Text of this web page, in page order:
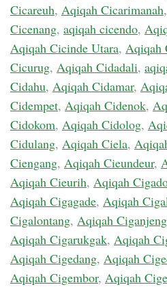
Cicareuh, Aqiqah Cicarimanah,
Cicenang, aqiqah cicendo,
Aqiqah Cicinde Utara, Aqiqah
Cicurug, Aqiqah Cidadali,
Cidahu, Aqiqah Cidamar,
Cidempet, Aqiqah Cidenok,
Cidokom, Aqiqah Cidolog,
Cidulang, Aqiqah Ciela,
Ciengang, Aqiqah Cieundeur,
Aqiqah Cieurih, Aqiqah
Aqiqah Cigagade, Aqiqah
Cigalontang, Aqiqah Ciganjeng
Aqiqah Cigarukgak, Aqiqah
Aqiqah Cigedang, Aqiqah
Aqiqah Cigembor, Aqiqah